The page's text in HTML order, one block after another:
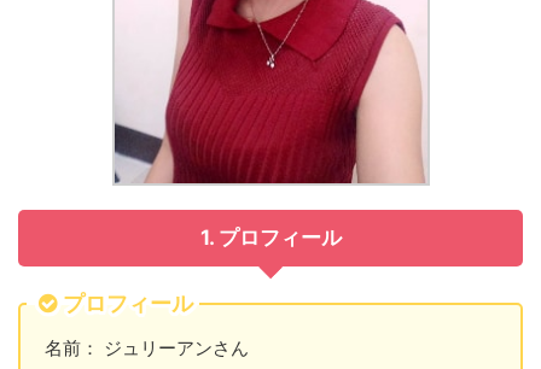
1. プロフィール
プロフィール
名前： ジュリーアンさん